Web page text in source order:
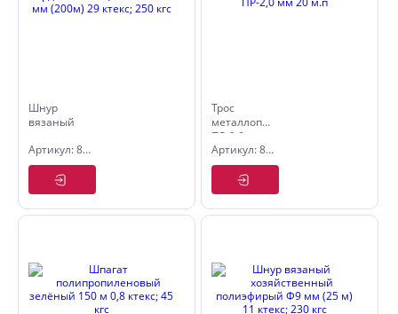
Шнур
вязаный
с
сердечником
цветной
Ф10 мм
(200м) 29
Артикул: 8001100
Трос
металлополимерный
ПР-2,0 мм
20 м.п
Артикул: 8000311